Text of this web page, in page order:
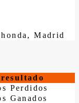
Madrid
resultado
Perdidos
Ganados